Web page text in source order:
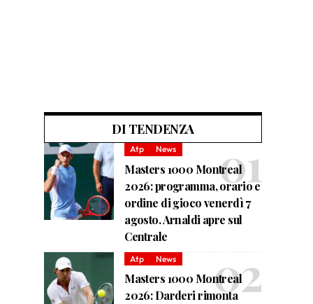
DI TENDENZA
Atp News
Masters 1000 Montreal
2026: programma, orario e
ordine di gioco venerdì 7
agosto. Arnaldi apre sul
Centrale
Atp News
Masters 1000 Montreal
2026: Darderi rimonta